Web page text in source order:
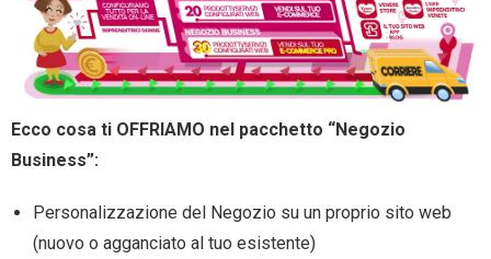
Ecco cosa ti OFFRIAMO nel pacchetto “Negozio
Business”:
Personalizzazione del Negozio su un proprio sito web
(nuovo o agganciato al tuo esistente)